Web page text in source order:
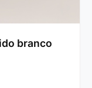
branco